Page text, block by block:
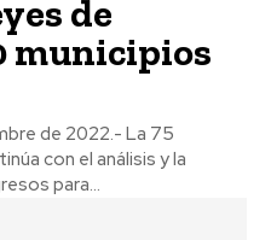
de
municipios
de 2022.- La 75
con el análisis y la
para...